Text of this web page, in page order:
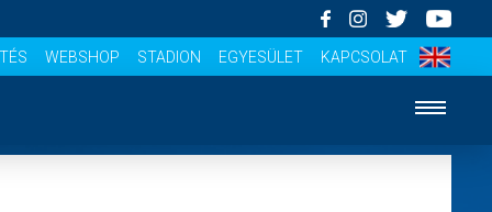
WEBSHOP STADION EGYESÜLET KAPCSOLAT